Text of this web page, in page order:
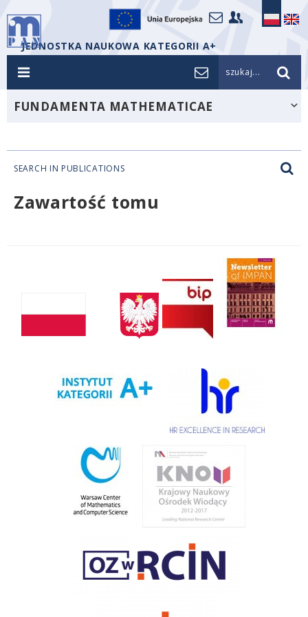
JEDNOSTKA NAUKOWA KATEGORII A+
szukaj...
FUNDAMENTA MATHEMATICAE
SEARCH IN PUBLICATIONS
Zawartość tomu